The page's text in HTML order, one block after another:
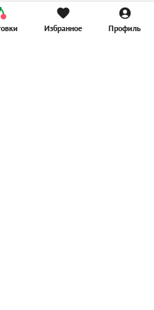
Избранное Профиль